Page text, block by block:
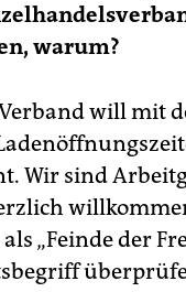
warum?
will mit
Wir sind
„Feinde der